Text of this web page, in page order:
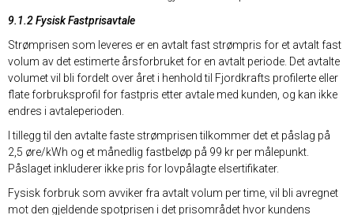
9.1.2 Fysisk Fastprisavtale
Strømprisen som leveres er en avtalt fast strømpris for et avtalt fast
volum av det estimerte årsforbruket for en avtalt periode. Det avtalte
volumet vil bli fordelt over året i henhold til Fjordkrafts profilerte eller
flate forbruksprofil for fastpris etter avtale med kunden, og kan ikke
endres i avtaleperioden.
I tillegg til den avtalte faste strømprisen tilkommer det et påslag på
2,5 øre/kWh og et månedlig fastbeløp på 99 kr per målepunkt.
Påslaget inkluderer ikke pris for lovpålagte elsertifikater.
Fysisk forbruk som avviker fra avtalt volum per time, vil bli avregnet
mot den gjeldende spotprisen i det prisområdet hvor kundens